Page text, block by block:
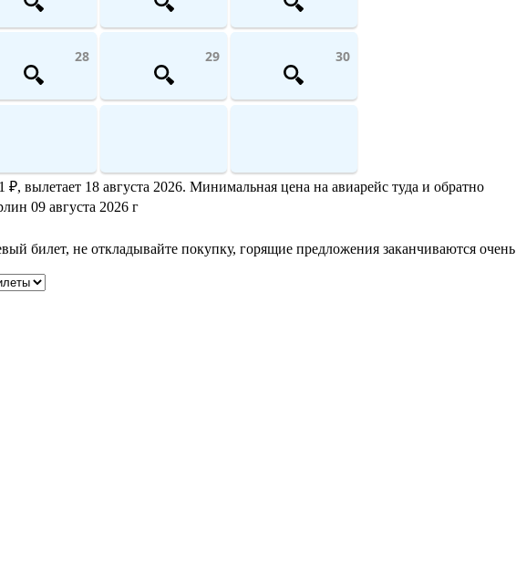
28 29 30
вылетает 18 августа 2026. Минимальная цена на авиарейс туда и обратно
09 августа 2026 г
билет, не откладывайте покупку, горящие предложения заканчиваются очень